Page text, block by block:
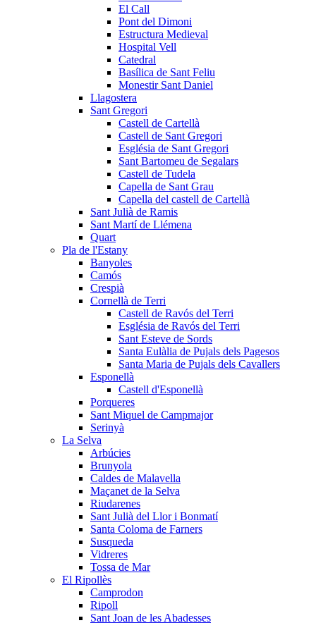
El Call
Pont del Dimoni
Estructura Medieval
Hospital Vell
Catedral
Basílica de Sant Feliu
Monestir Sant Daniel
Llagostera
Sant Gregori
Castell de Cartellà
Castell de Sant Gregori
Església de Sant Gregori
Sant Bartomeu de Segalars
Castell de Tudela
Capella de Sant Grau
Capella del castell de Cartellà
Sant Julià de Ramis
Sant Martí de Llémena
Quart
Pla de l'Estany
Banyoles
Camós
Crespià
Cornellà de Terri
Castell de Ravós del Terri
Església de Ravós del Terri
Sant Esteve de Sords
Santa Eulàlia de Pujals dels Pagesos
Santa Maria de Pujals dels Cavallers
Esponellà
Castell d'Esponellà
Porqueres
Sant Miquel de Campmajor
Serinyà
La Selva
Arbúcies
Brunyola
Caldes de Malavella
Maçanet de la Selva
Riudarenes
Sant Julià del Llor i Bonmatí
Santa Coloma de Farners
Susqueda
Vidreres
Tossa de Mar
El Ripollès
Camprodon
Ripoll
Sant Joan de les Abadesses